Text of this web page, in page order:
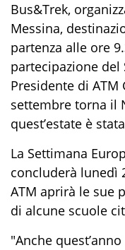
Bus&Trek,
Messina,
partenza alle ore
partecipazione del
Presidente di ATM
settembre torna il
quest’estate è
La Settimana
concluderà lunedì
ATM aprirà le sue
di alcune scuole
"Anche